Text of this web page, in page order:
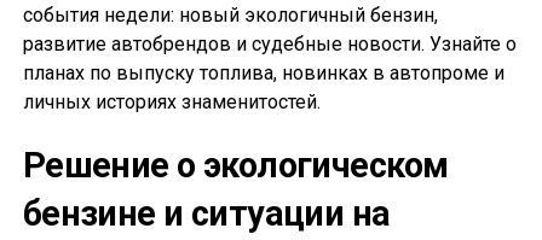
события недели: новый экологичный бензин,
развитие автобрендов и судебные новости. Узнайте о
планах по выпуску топлива, новинках в автопроме и
личных историях знаменитостей.
Решение о экологическом
бензине и ситуации на